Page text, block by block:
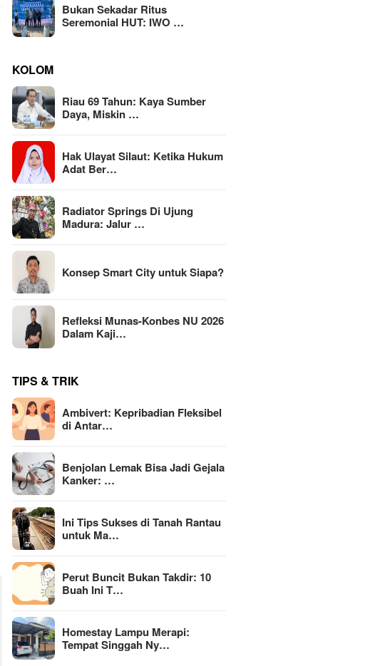
Bukan Sekadar Ritus
Seremonial HUT: IWO …
KOLOM
Riau 69 Tahun: Kaya Sumber
Daya, Miskin …
Hak Ulayat Silaut: Ketika Hukum
Adat Ber…
Radiator Springs Di Ujung
Madura: Jalur …
Konsep Smart City untuk Siapa?
Refleksi Munas-Konbes NU 2026
Dalam Kaji…
TIPS & TRIK
Ambivert: Kepribadian Fleksibel
di Antar…
Benjolan Lemak Bisa Jadi Gejala
Kanker: …
Ini Tips Sukses di Tanah Rantau
untuk Ma…
Perut Buncit Bukan Takdir: 10
Buah Ini T…
Homestay Lampu Merapi:
Tempat Singgah Ny…